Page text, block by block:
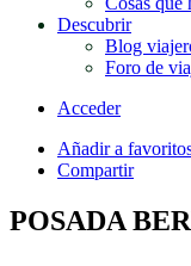
Descubrir
Blog
Foro de
Acceder
Añadir a
Compartir
POSADA